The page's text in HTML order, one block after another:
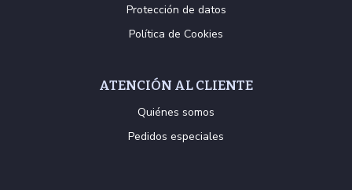
Protección de datos
Política de Cookies
ATENCIÓN AL CLIENTE
Quiénes somos
Pedidos especiales